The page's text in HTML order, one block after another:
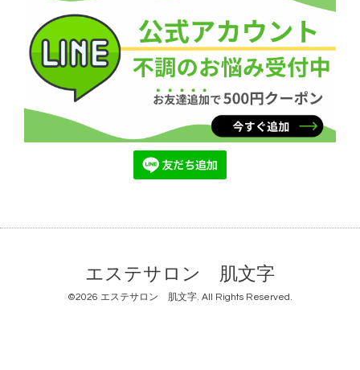
エステサロン 肌文字
©2026 エステサロン 肌文字. All Rights Reserved.